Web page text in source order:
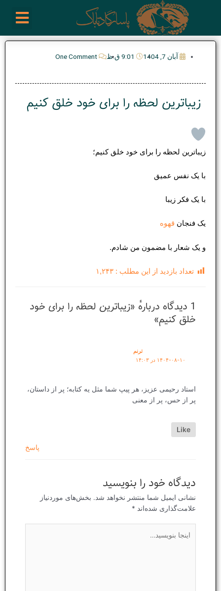
آبان 7, 1404 9:01 ق.ظ One Comment
زیباترین لحظه را برای خود خلق کنیم
زیباترین لحظه را برای خود خلق کنیم؛
با یک نفس عمیق
با یک فکر زیبا
یک فنجان قهوه
و یک شعار با مضمون من شادم.
تعداد بازدید از این مطلب : ۱,۲۴۳
1 دیدگاه دربارهٔ «زیباترین لحظه را برای خود
خلق کنیم»
ترنم
۱۴۰۴-۰۸-۱۰ در ۱۴:۰۳
استاد رحیمی عزیز، هر پیپ شما مثل یه کتابه؛ پر از داستان،
پر از حس، پر از معنی
Like
پاسخ
دیدگاه‌ خود را بنویسید
نشانی ایمیل شما منتشر نخواهد شد. بخش‌های موردنیاز
علامت‌گذاری شده‌اند *
بنویسید…